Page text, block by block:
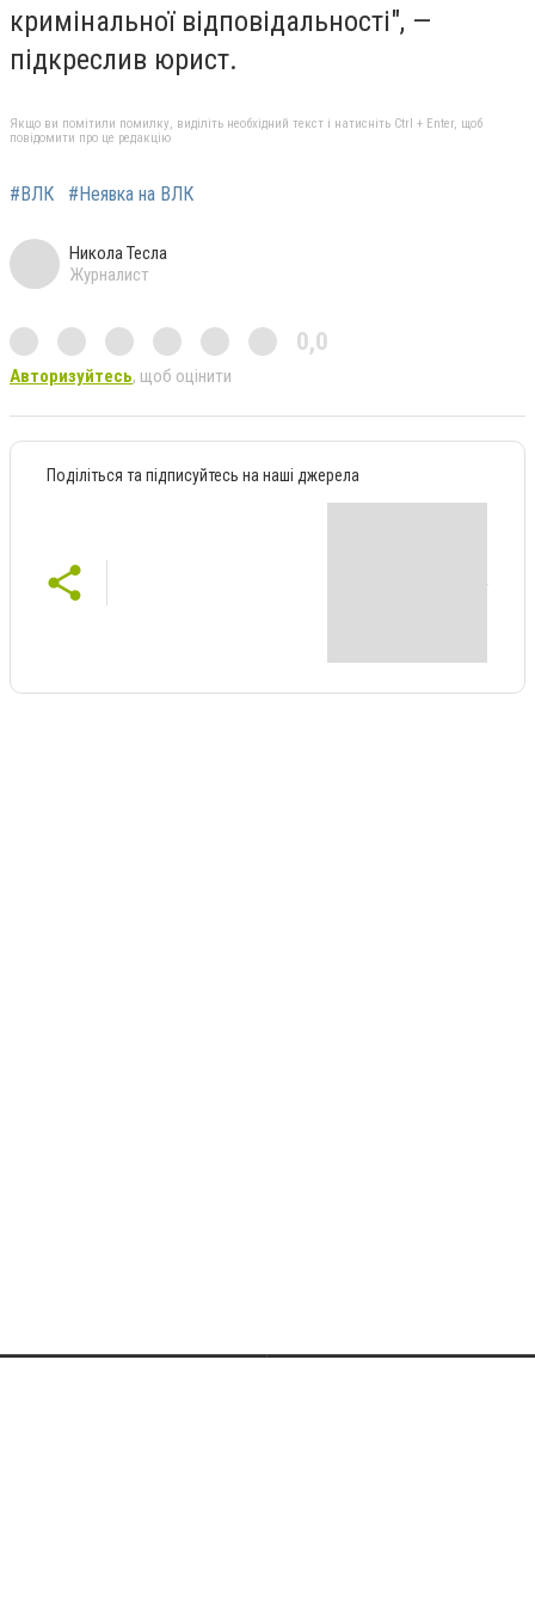
кримінальної відповідальності", —
підкреслив юрист.
Якщо ви помітили помилку, виділіть необхідний текст і натисніть Ctrl + Enter, щоб
повідомити про це редакцію
#ВЛК #Неявка на ВЛК
Никола Тесла
Журналист
0,0
Авторизуйтесь, щоб оцінити
Поділіться та підписуйтесь на наші джерела